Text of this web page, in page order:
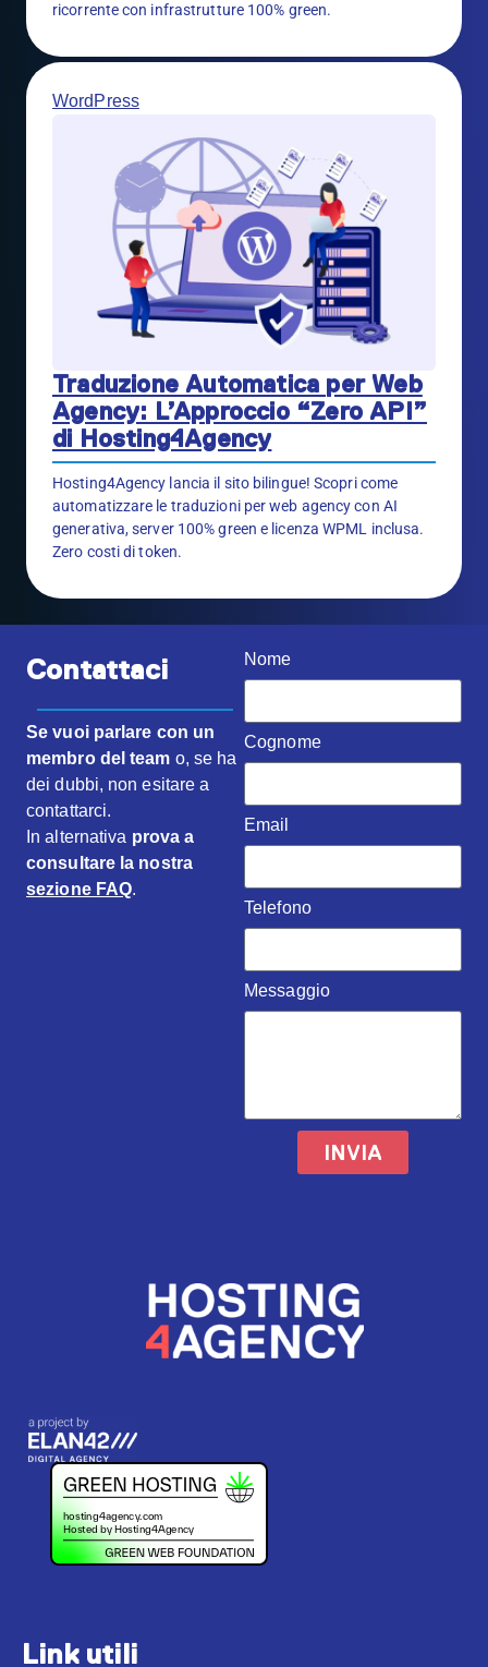
ricorrente con infrastrutture 100% green.
WordPress
Traduzione Automatica per Web
Agency: L’Approccio “Zero API”
di Hosting4Agency
Hosting4Agency lancia il sito bilingue! Scopri come
automatizzare le traduzioni per web agency con AI
generativa, server 100% green e licenza WPML inclusa.
Zero costi di token.
Contattaci
Se vuoi parlare con un
membro del team o, se ha
dei dubbi, non esitare a
contattarci.
In alternativa prova a
consultare la nostra
sezione FAQ.
Nome
Cognome
Email
Telefono
Messaggio
INVIA
Link utili